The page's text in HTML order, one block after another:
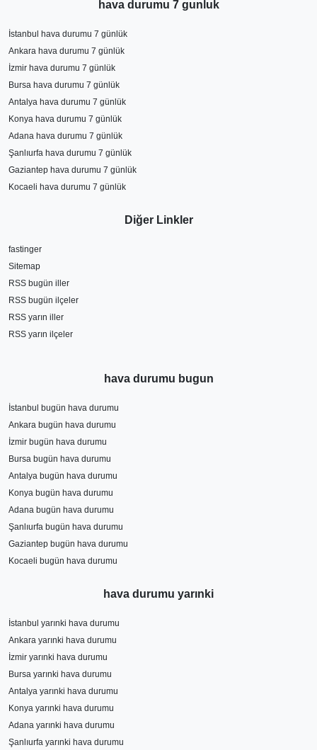
hava durumu 7 gunluk
İstanbul hava durumu 7 günlük
Ankara hava durumu 7 günlük
İzmir hava durumu 7 günlük
Bursa hava durumu 7 günlük
Antalya hava durumu 7 günlük
Konya hava durumu 7 günlük
Adana hava durumu 7 günlük
Şanlıurfa hava durumu 7 günlük
Gaziantep hava durumu 7 günlük
Kocaeli hava durumu 7 günlük
Diğer Linkler
fastinger
Sitemap
RSS bugün iller
RSS bugün ilçeler
RSS yarın iller
RSS yarın ilçeler
hava durumu bugun
İstanbul bugün hava durumu
Ankara bugün hava durumu
İzmir bugün hava durumu
Bursa bugün hava durumu
Antalya bugün hava durumu
Konya bugün hava durumu
Adana bugün hava durumu
Şanlıurfa bugün hava durumu
Gaziantep bugün hava durumu
Kocaeli bugün hava durumu
hava durumu yarınki
İstanbul yarınki hava durumu
Ankara yarınki hava durumu
İzmir yarınki hava durumu
Bursa yarınki hava durumu
Antalya yarınki hava durumu
Konya yarınki hava durumu
Adana yarınki hava durumu
Şanlıurfa yarınki hava durumu